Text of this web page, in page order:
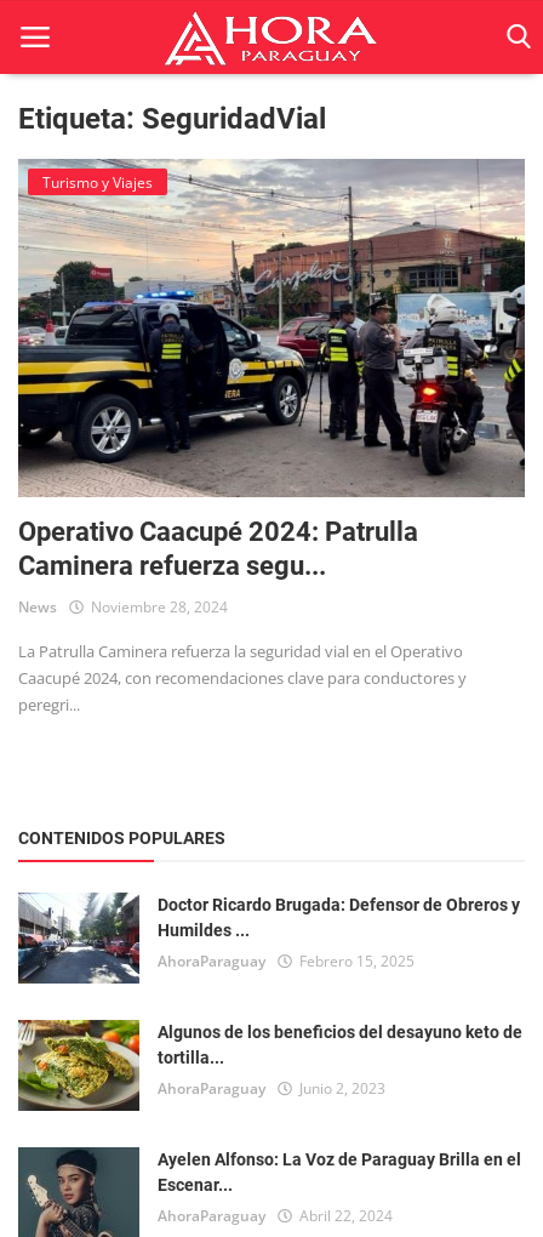
Inicio
ACTUALIDAD
BELLEZA
Ciencia
Deportes
Economía
Espetáculos
Negocios
Tecnología
Etiqueta: SeguridadVial
Turismo y Viajes
Operativo Caacupé 2024: Patrulla
Caminera refuerza segu...
News Noviembre 28, 2024
La Patrulla Caminera refuerza la seguridad vial en el Operativo
Caacupé 2024, con recomendaciones clave para conductores y
peregri...
CONTENIDOS POPULARES
Doctor Ricardo Brugada: Defensor de Obreros y
Humildes ...
AhoraParaguay Febrero 15, 2025
Algunos de los beneficios del desayuno keto de
tortilla...
AhoraParaguay Junio 2, 2023
Ayelen Alfonso: La Voz de Paraguay Brilla en el
Escenar...
AhoraParaguay Abril 22, 2024